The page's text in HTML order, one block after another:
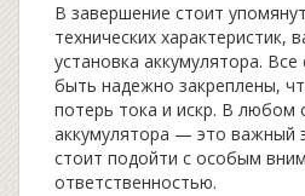
В завершение стоит
технических характеристик,
установка аккумулятора.
быть надежно закреплены,
потерь тока и искр. В любом
аккумулятора — это важный
стоит подойти с особым
ответственностью.